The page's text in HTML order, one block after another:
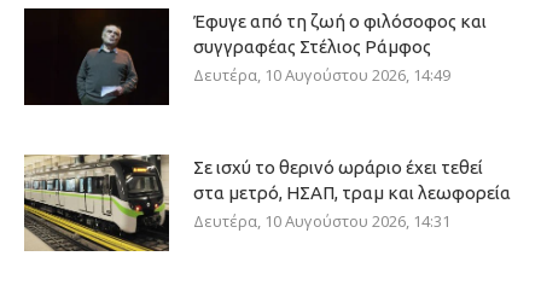
Έφυγε από τη ζωή ο φιλόσοφος και
συγγραφέας Στέλιος Ράμφος
Δευτέρα, 10 Αυγούστου 2026, 14:49
Σε ισχύ το θερινό ωράριο έχει τεθεί
στα μετρό, ΗΣΑΠ, τραμ και λεωφορεία
Δευτέρα, 10 Αυγούστου 2026, 14:31